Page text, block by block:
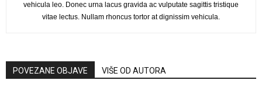
vehicula leo. Donec urna lacus gravida ac vulputate sagittis tristique
vitae lectus. Nullam rhoncus tortor at dignissim vehicula.
POVEZANE OBJAVE VIŠE OD AUTORA